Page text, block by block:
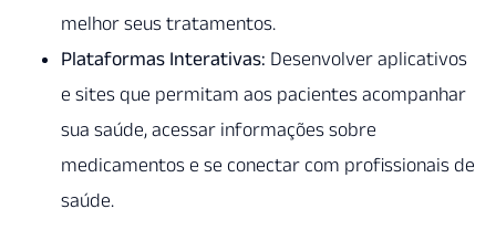
melhor seus tratamentos.
Plataformas Interativas: Desenvolver aplicativos
e sites que permitam aos pacientes acompanhar
sua saúde, acessar informações sobre
medicamentos e se conectar com profissionais de
saúde.